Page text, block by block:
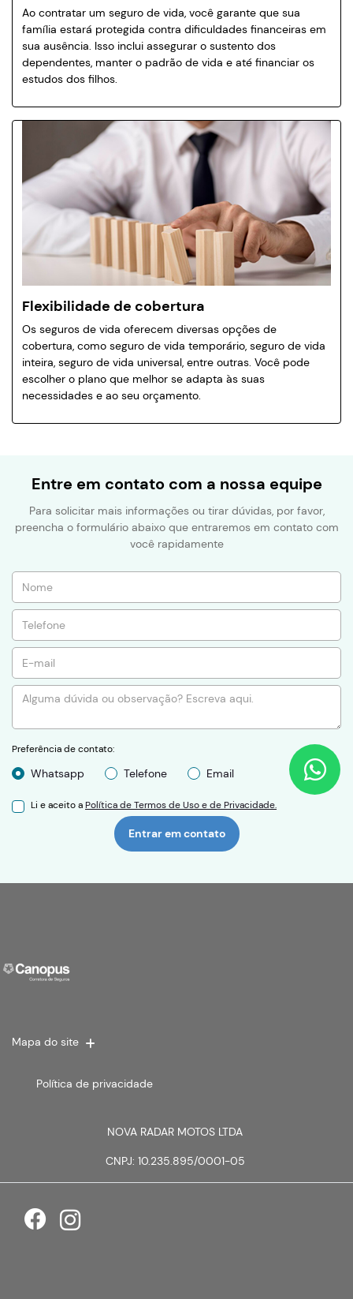
Ao contratar um seguro de vida, você garante que sua
família estará protegida contra dificuldades financeiras em
sua ausência. Isso inclui assegurar o sustento dos
dependentes, manter o padrão de vida e até financiar os
estudos dos filhos.
Flexibilidade de cobertura
Os seguros de vida oferecem diversas opções de
cobertura, como seguro de vida temporário, seguro de vida
inteira, seguro de vida universal, entre outras. Você pode
escolher o plano que melhor se adapta às suas
necessidades e ao seu orçamento.
Entre em contato com a nossa equipe
Para solicitar mais informações ou tirar dúvidas, por favor,
preencha o formulário abaixo que entraremos em contato com
você rapidamente
Preferência de contato:
Whatsapp Telefone Email
Li e aceito aPolítica de Termos de Uso e de Privacidade.
Entrar em contato
Mapa do site
Política de privacidade
NOVA RADAR MOTOS LTDA
CNPJ: 10.235.895/0001-05